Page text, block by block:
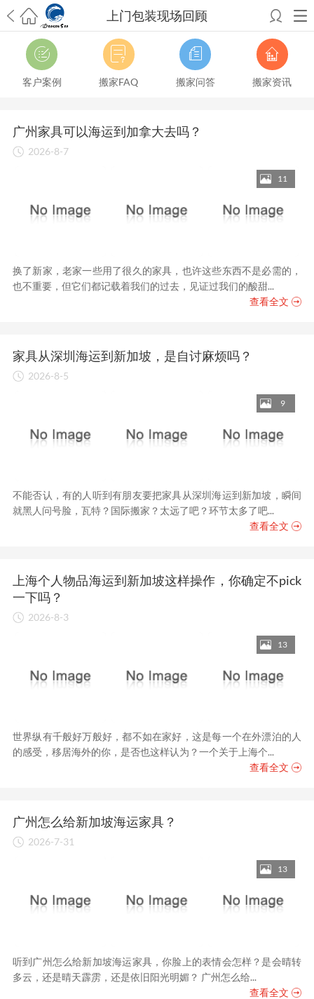
上门包装现场回顾
希望邮寄国际包裹顺利，从广州市国际快递邮寄到新西兰哪个公司好？
澳洲海运搬家回广州报关清关要怎么做？注意事项有哪些？
青岛市国际
搬家服务到美国，搬家公司有哪些搬家方案？大连市国际搬家服务到中
国台湾是一种怎样的体验？有人分享搬家经历吗？
从长沙市国际快递邮
法有哪些？具体怎么操作？国际搬家：家具海运到奥克兰怎么样能省
钱？
跨国搬家服务：扬州跨国搬家到加拿大怎么更有保障？
影响国际搬家吗？上海搬家到新西兰旺格雷有点不一样
上海移民搬家到塞浦路斯，国际搬
昆明搬家到美国，如何打包才能对国际长途运输放心？
从秦皇岛市托运到美国
从重庆市托运到美国 从上海市托运到澳大利亚
客户案例 搬家FAQ 搬家问答 搬家资讯
广州家具可以海运到加拿大去吗？
2026-8-7
11
换了新家，老家一些用了很久的家具，也许这些东西不是必需的，
也不重要，但它们都记载着我们的过去，见证过我们的酸甜...
查看全文
家具从深圳海运到新加坡，是自讨麻烦吗？
2026-8-5
9
不能否认，有的人听到有朋友要把家具从深圳海运到新加坡，瞬间
就黑人问号脸，瓦特？国际搬家？太远了吧？环节太多了吧...
查看全文
上海个人物品海运到新加坡这样操作，你确定不pick
一下吗？
2026-8-3
13
世界纵有千般好万般好，都不如在家好，这是每一个在外漂泊的人
的感受，移居海外的你，是否也这样认为？一个关于上海个...
查看全文
广州怎么给新加坡海运家具？
2026-7-31
13
听到广州怎么给新加坡海运家具，你脸上的表情会怎样？是会晴转
多云，还是晴天霹雳，还是依旧阳光明媚？ 广州怎么给...
查看全文